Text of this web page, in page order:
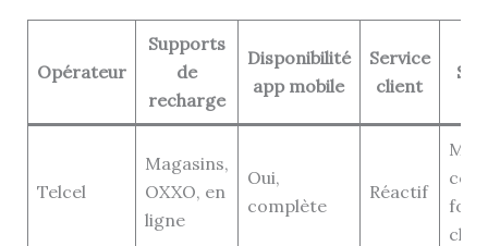
Opérateur
Supports
de
recharge
Disponibilité
app mobile
Service
client
Telcel
Magasins,
OXXO, en
ligne
Oui,
complète
Réactif